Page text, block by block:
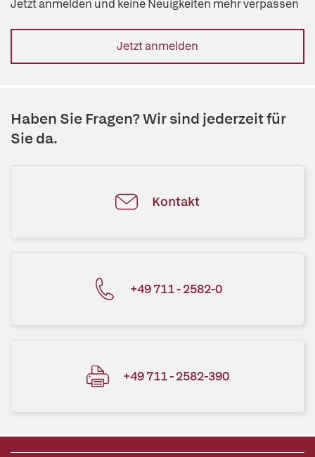
Jetzt anmelden und keine Neuigkeiten mehr verpassen
Jetzt anmelden
Haben Sie Fragen? Wir sind jederzeit für
Sie da.
Kontakt
+49 711 - 2582-0
+49 711 - 2582-390